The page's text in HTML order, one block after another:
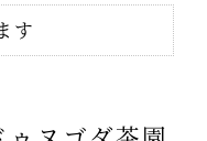
す